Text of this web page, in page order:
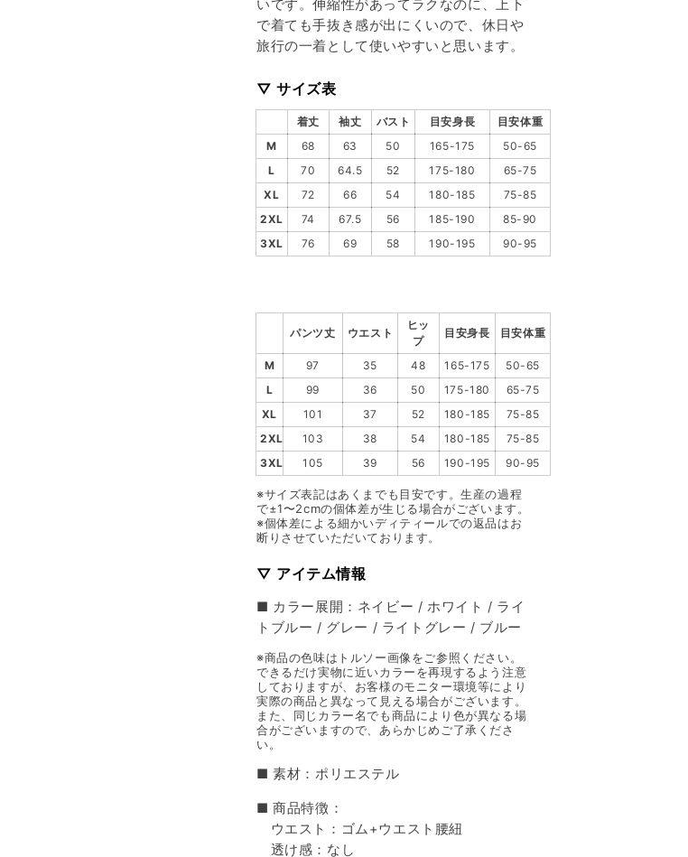
いです。伸縮性があってラクなのに、上下
で着ても手抜き感が出にくいので、休日や
旅行の一着として使いやすいと思います。
▽ サイズ表
着丈 袖丈 バスト 目安身長
目安体重
M
68 63 50 165-175
50-65
L
70 64.5 52 175-180
65-75
XL
72 66 54 180-185
75-85
2XL
74 67.5 56 185-190
85-90
3XL
76 69 58 190-195 90-95
パンツ丈 ウエスト
ヒッ
プ
目安身長 目安体重
M 97 35 48 165-175
50-65
L
99 36 50 175-180
65-75
XL
101 37 52 180-185
75-85
2XL
103 38 54 180-185
75-85
3XL
105 39 56 190-195 90-95
※サイズ表記はあくまでも目安です。生産の過程
で±1〜2cmの個体差が生じる場合がございます。
※個体差による細かいディティールでの返品はお
断りさせていただいております。
▽ アイテム情報
■ カラー展開：ネイビー / ホワイト / ライ
トブルー / グレー / ライトグレー / ブルー
※商品の色味はトルソー画像をご参照ください。
できるだけ実物に近いカラーを再現するよう注意
しておりますが、お客様のモニター環境等により
実際の商品と異なって見える場合がございます。
また、同じカラー名でも商品により色が異なる場
合がございますので、あらかじめご了承くださ
い。
■ 素材：ポリエステル
■ 商品特徴：
ウエスト：ゴム+ウエスト腰紐
透け感：なし